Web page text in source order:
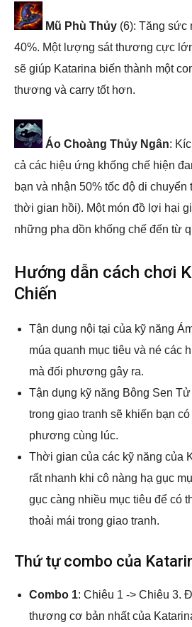
Mũ Phù Thủy (6): Tăng sức
40%. Một lượng sát thương cực
sẽ giúp Katarina biến thành một
thương và carry tốt hơn.
Áo Choàng Thủy Ngân:
cả các hiệu ứng khống chế hiện
bạn và nhận 50% tốc độ di chuyển
thời gian hồi). Một món đồ lợi hại
những pha dồn khống chế đến từ
Hướng dẫn cách chơi
Chiến
Tận dụng nội tại của kỹ năng
múa quanh mục tiêu và né các
mà đối phương gây ra.
Tận dụng kỹ năng Bông Sen
trong giao tranh sẽ khiến bạn
phương cùng lúc.
Thời gian của các kỹ năng của
rất nhanh khi cô nàng hạ gục
gục càng nhiều mục tiêu để có
thoải mái trong giao tranh.
Thứ tự combo của
Combo 1: Chiêu 1 -> Chiêu 3.
thương cơ bản nhất của